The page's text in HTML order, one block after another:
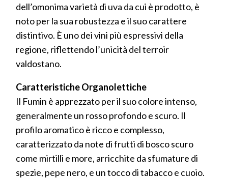
dell’omonima varietà di uva da cui è prodotto, è
noto per la sua robustezza e il suo carattere
distintivo. È uno dei vini più espressivi della
regione, riflettendo l’unicità del terroir
valdostano.
Caratteristiche Organolettiche
Il Fumin è apprezzato per il suo colore intenso,
generalmente un rosso profondo e scuro. Il
profilo aromatico è ricco e complesso,
caratterizzato da note di frutti di bosco scuro
come mirtilli e more, arricchite da sfumature di
spezie, pepe nero, e un tocco di tabacco e cuoio.